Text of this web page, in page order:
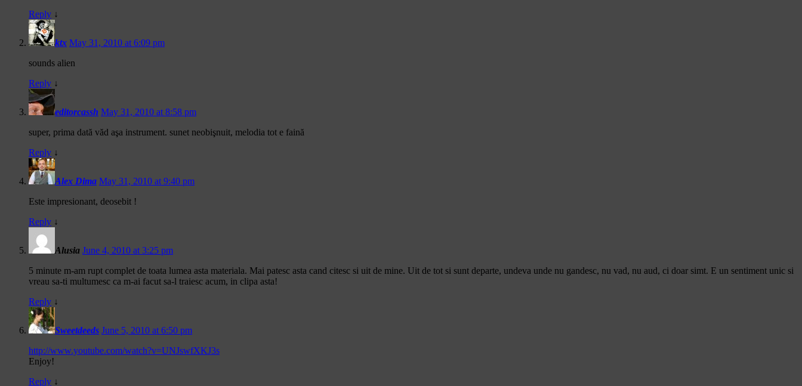
Reply ↓
ktx May 31, 2010 at 6:09 pm
sounds alien
Reply ↓
editorcassh May 31, 2010 at 8:58 pm
super, prima dată văd aşa instrument. sunet neobişnuit, melodia tot e faină
Reply ↓
Alex Dima May 31, 2010 at 9:40 pm
Este impresionant, deosebit !
Reply ↓
Alusia June 4, 2010 at 3:25 pm
5 minute m-am rupt complet de toata lumea asta materiala. Mai patesc asta cand citesc si uit de mine. Uit de tot si sunt departe, undeva unde nu gandesc, nu vad, nu aud, ci doar simt. E un sentiment unic si
vreau sa-ti multumesc ca m-ai facut sa-l traiesc acum, in clipa asta!
Reply ↓
Sweetdeeds June 5, 2010 at 6:50 pm
http://www.youtube.com/watch?v=UNJswfXKJ3s
Enjoy!
Reply ↓